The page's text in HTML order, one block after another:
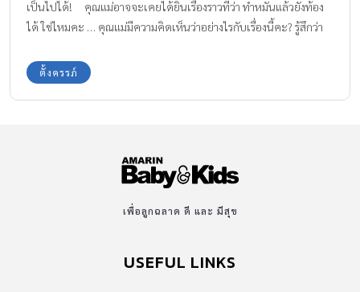
เป็นไปได้! คุณแม่อาจจะเคยได้ยินเรื่องราวที่ว่า ทำหมันแล้วยังท้อง
ได้ ใช่ไหมคะ … คุณแม่มีความคิดเห็นว่าอย่างไรกับเรื่องนี้คะ? รู้สึกว่า
แพทย์เองก็ยังออกมายืนยันเลยละค่ะว่า ต่อให้ทำหมันก็ไม่ได้
หมายความถึงจะสามารถป้องกันการตั้งครรภ์ได้ 100 เปอร์เซ็นต์! ดัง
อย่างไรหมอก็ไม่แน่ใจเหมือนกันว่าเป็นมาอย่างไร แต่หลาย ๆ คน คงจะ
คิดว่า ทำหมันแล้ว ก็ต้องไม่ท้องสิ ถ้าท้องขึ้นมา จะต้องเป็นความผิด
ของใครสักคนแน่ ๆ ซึ่งความเป็นจริงแล้ว “ทำหมัน ไม่สามารถป้องกัน
ตั้งครรภ์
เพื่อลูกฉลาด ดี และ มีสุข
USEFUL LINKS